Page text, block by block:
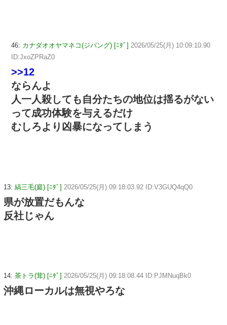
46: カナダオオヤマネコ(ジパング) [ﾆﾀﾞ] 2026/05/25(月) 10:09:10.90
ID:JxoZPRaZ0
>>12
ならんよ
人一人殺しても自分たちの地位は揺るがない
って成功体験を与えるだけ
むしろより凶暴になってしまう
13: 縞三毛(庭) [ﾆﾀﾞ] 2026/05/25(月) 09:18:03.92 ID:V3GUQ4qQ0
県が放置だもんな
反社じゃん
14: 茶トラ(茸) [ﾆﾀﾞ] 2026/05/25(月) 09:18:08.44 ID:PJMNuqBk0
沖縄ローカルは無視やろな